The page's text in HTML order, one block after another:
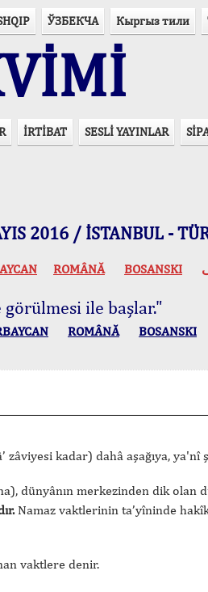
ЎЗБЕКЧА Кыргыз тили
İRTİBAT SESLİ YAYINLAR
2016 / İSTANBUL -
ROMÂNĂ BOSANSKI
ile başlar."
ROMÂNĂ BOSANSKI
kadar) dahâ aşağıya, ya'nî
dünyânın merkezinden dik olan
Namaz vaktlerinin ta’yîninde
vaktlere denir.